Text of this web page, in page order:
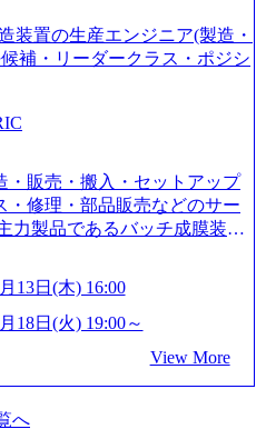
は金融が強い企業として認知
割合は全体の3割。現在はTo
造業、通信、エンタメ、教
野やスキルを活用したいな
積みたい方でも、キャリア形
https://storage.googleapis.com/
public/images/20240925204135
https://
87ef-4e86-a85a-8649e1c532f9
our-vision-producti
9ffc-4f
public/images/202505021528
同じく世界のFinTech Ranki
装置の生産エンジニア(製造・
補・リーダークラス・ポジシ
・販売・搬入・セットアップ
・修理・部品販売などのサー
力製品であるバッチ成膜装置
している 技術と対話を通じ
決に貢献することを目指し
たちの対話 Vision:夢を未来
により半導体需要は世界中で
半導体製造装置の需要も伸長
our-vision-production.appspot.co
13日(木) 16:00
18日(火) 19:00～
View More
へ